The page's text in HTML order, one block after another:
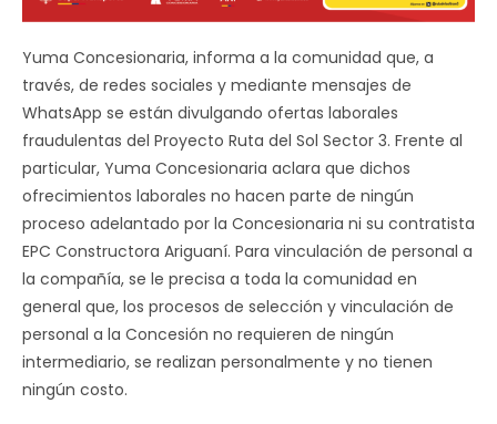
Yuma Concesionaria, informa a la comunidad que, a
través, de redes sociales y mediante mensajes de
WhatsApp se están divulgando ofertas laborales
fraudulentas del Proyecto Ruta del Sol Sector 3. Frente al
particular, Yuma Concesionaria aclara que dichos
ofrecimientos laborales no hacen parte de ningún
proceso adelantado por la Concesionaria ni su contratista
EPC Constructora Ariguaní. Para vinculación de personal a
la compañía, se le precisa a toda la comunidad en
general que, los procesos de selección y vinculación de
personal a la Concesión no requieren de ningún
intermediario, se realizan personalmente y no tienen
ningún costo.